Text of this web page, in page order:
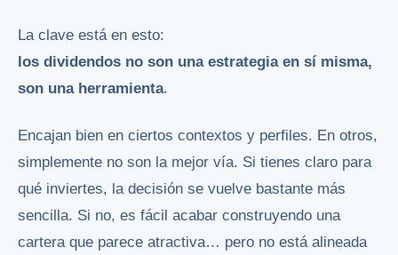
La clave está en esto:
los dividendos no son una estrategia en sí misma,
son una herramienta.
Encajan bien en ciertos contextos y perfiles. En otros,
simplemente no son la mejor vía. Si tienes claro para
qué inviertes, la decisión se vuelve bastante más
sencilla. Si no, es fácil acabar construyendo una
cartera que parece atractiva… pero no está alineada